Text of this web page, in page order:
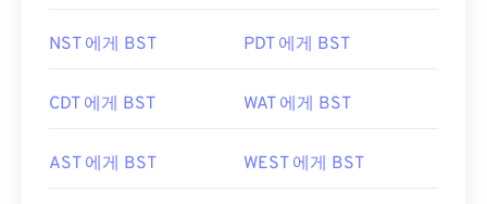
NST 에게 BST PDT 에게 BST
CDT 에게 BST WAT 에게 BST
AST 에게 BST WEST 에게 BST